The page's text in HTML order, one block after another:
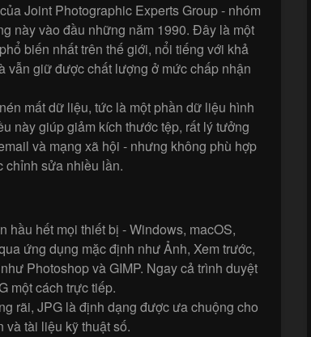
Joint Photographic Experts Group - nhóm
này vào đầu những năm 1990. Đây là một
biến nhất trên thế giới, nổi tiếng với khả
vẫn giữ được chất lượng ở mức chấp nhận
mất dữ liệu, tức là một phần dữ liệu hình
này giúp giảm kích thước tệp, rất lý tưởng
và mạng xã hội - nhưng không phù hợp
chỉnh sửa nhiều lần.
hầu hết mọi thiết bị - Windows, macOS,
ứng dụng mặc định như Ảnh, Xem trước,
Photoshop và GIMP. Ngay cả trình duyệt
một cách trực tiếp.
rãi, JPG là định dạng được ưa chuộng cho
và tài liệu kỹ thuật số.